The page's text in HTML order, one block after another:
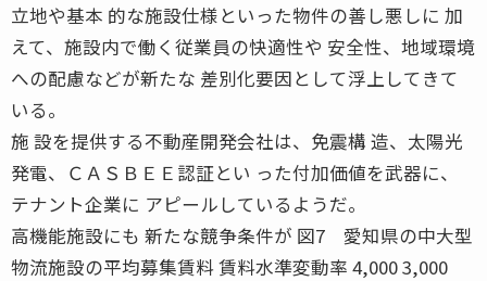
立地や基本 的な施設仕様といった物件の善し悪しに 加
えて、施設内で働く従業員の快適性や 安全性、地域環境
への配慮などが新たな 差別化要因として浮上してきて
いる。
施 設を提供する不動産開発会社は、免震構 造、太陽光
発電、ＣＡＳＢＥＥ認証とい った付加価値を武器に、
テナント企業に アピールしているようだ。
高機能施設にも 新たな競争条件が 図7 愛知県の中大型
物流施設の平均募集賃料 賃料水準変動率 4,000 3,000